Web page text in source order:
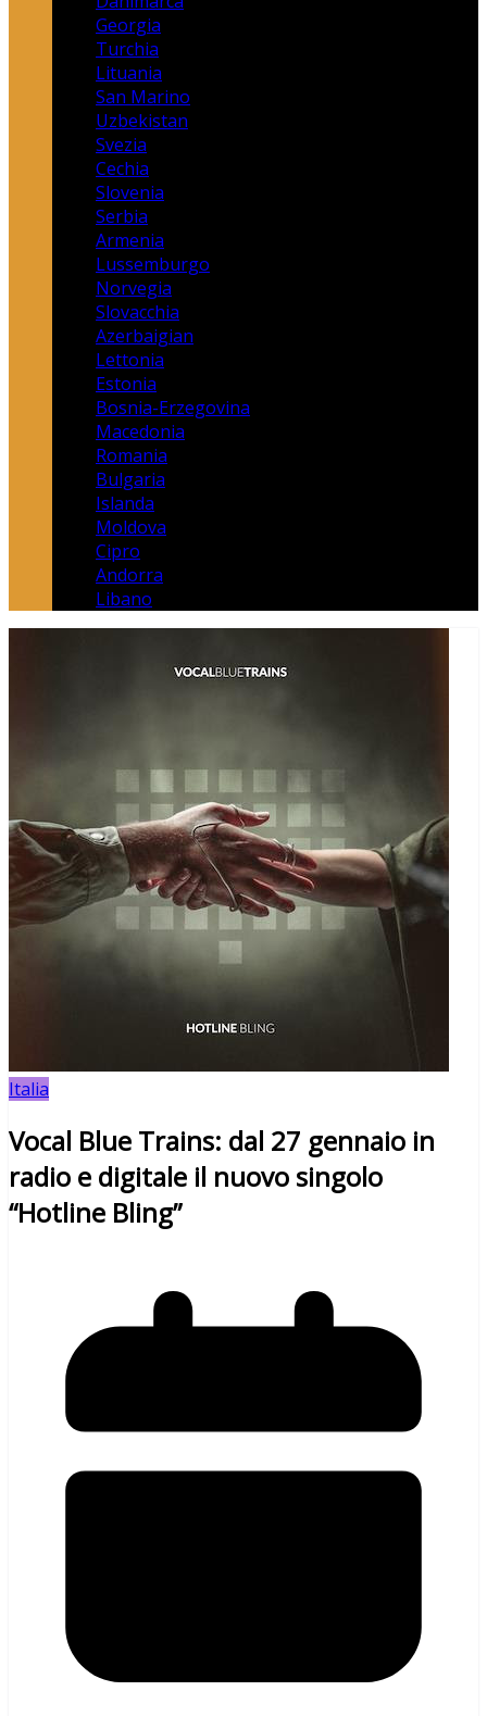
Georgia
Turchia
Lituania
San Marino
Uzbekistan
Svezia
Cechia
Slovenia
Serbia
Armenia
Lussemburgo
Norvegia
Slovacchia
Azerbaigian
Lettonia
Estonia
Bosnia-Erzegovina
Macedonia
Romania
Bulgaria
Islanda
Moldova
Cipro
Andorra
Libano
Italia
Vocal Blue Trains: dal 27 gennaio in
radio e digitale il nuovo singolo
“Hotline Bling”